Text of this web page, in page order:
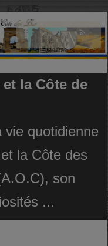
et la Côte de
vie quotidienne
la Côte des
son
...